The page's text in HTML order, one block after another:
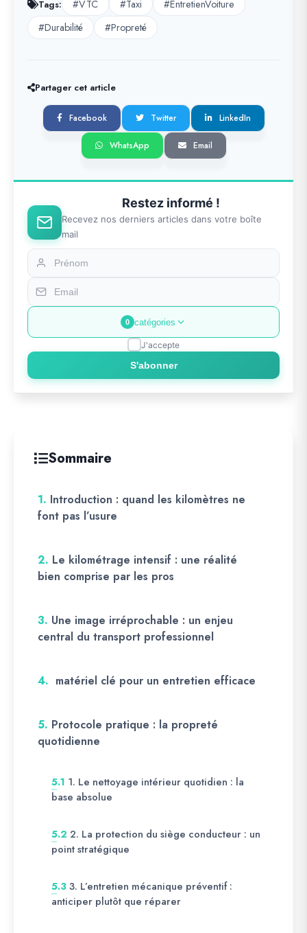
Tags: #VTC #Taxi
#EntretienVoiture
#Durabilité
#Propreté
Partager cet article
Facebook Twitter LinkedIn
WhatsApp Email
Restez informé !
Recevez nos derniers articles dans votre boîte
mail
0 catégories
J'accepte
S'abonner
Sommaire
1. Introduction : quand les kilomètres ne
font pas l’usure
2. Le kilométrage intensif : une réalité
bien comprise par les pros
3. Une image irréprochable : un enjeu
central du transport professionnel
4. matériel clé pour un entretien efficace
5. Protocole pratique : la propreté
quotidienne
5.1 1. Le nettoyage intérieur quotidien : la
base absolue
5.2 2. La protection du siège conducteur : un
point stratégique
5.3 3. L’entretien mécanique préventif :
anticiper plutôt que réparer